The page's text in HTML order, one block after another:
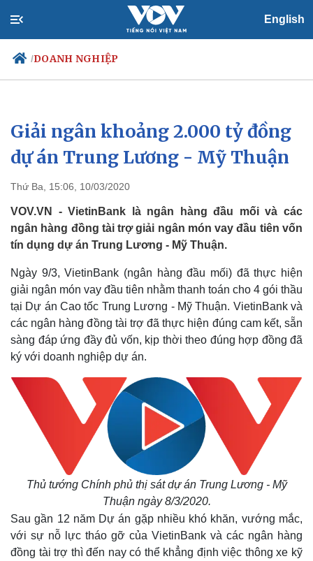
English
/DOANH NGHIỆP
Chính trị
Đảng
Tổ chức nhân sự
Nhận diện sự thật
Xã hội
Tin 24h
Dự báo thời tiết
Việc làm
Biển đảo
Giải ngân khoảng 2.000 tỷ đồng
dự án Trung Lương - Mỹ Thuận
Thứ Ba, 15:06, 10/03/2020
VOV.VN - VietinBank là ngân hàng đầu mối và các
ngân hàng đồng tài trợ giải ngân món vay đầu tiên vốn
tín dụng dự án Trung Lương - Mỹ Thuận.
Ngày 9/3, VietinBank (ngân hàng đầu mối) đã thực hiện
giải ngân món vay đầu tiên nhằm thanh toán cho 4 gói thầu
tại Dự án Cao tốc Trung Lương - Mỹ Thuận. VietinBank và
các ngân hàng đồng tài trợ đã thực hiện đúng cam kết, sẵn
sàng đáp ứng đầy đủ vốn, kịp thời theo đúng hợp đồng đã
ký với doanh nghiệp dự án.
Thủ tướng Chính phủ thị sát dự án Trung Lương - Mỹ
Thuận ngày 8/3/2020.
Sau gần 12 năm Dự án gặp nhiều khó khăn, vướng mắc,
với sự nỗ lực tháo gỡ của VietinBank và các ngân hàng
đồng tài trợ thì đến nay có thể khẳng định việc thông xe kỹ